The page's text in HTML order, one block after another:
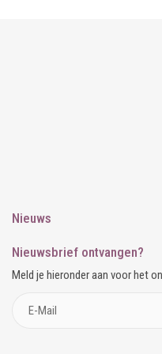
Nieuws
Nieuwsbrief ontvangen?
Meld je hieronder aan voor het